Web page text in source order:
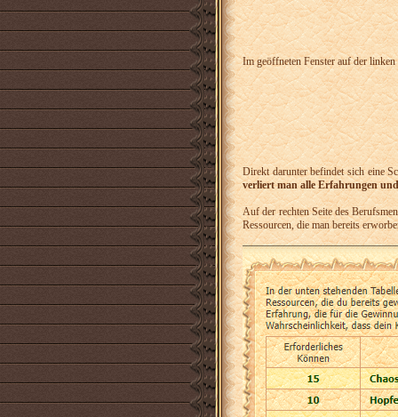
Im geöffneten Fenster auf der
Direkt darunter befindet sich eine
verliert man alle Erfahrungen
Auf der rechten Seite des
Ressourcen, die man bereits